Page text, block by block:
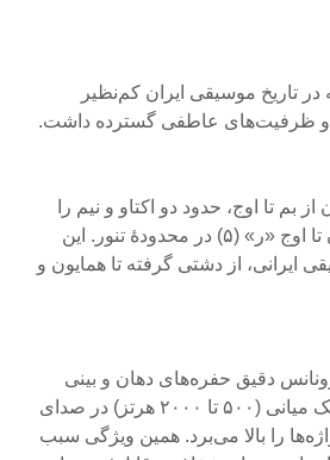
تاریخ موسیقی ایران کم‌نظیر
و ظرفیت‌های عاطفی گسترده داشت.
بم تا اوج، حدود دو اکتاو و نیم را
پوشش می‌دهد؛ از منطقهٔ بم «سل» (۲) در محدودهٔ باریتون تا اوج «ر» (۵) در محدودهٔ تنور. این
ایرانی، از دشتی گرفته تا همایون و
دقیق حفره‌های دهان و بینی
بود. طیف‌نگاری‌های صوتی نشان می‌دهد که انرژی هارمونیک میانی (۵۰۰ تا ۲۰۰۰ هرتز) در صدای
را بالا می‌برد. همین ویژگی سبب